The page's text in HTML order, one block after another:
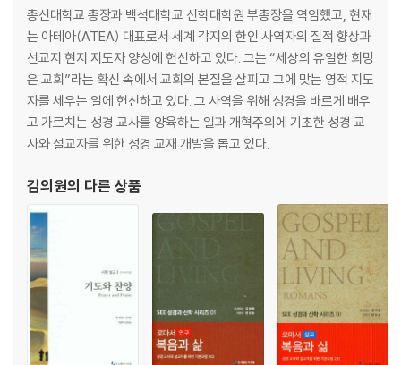
21(21:1-13) 255
여호와를 의지하오니
22(22:1-31) 265
버림받음과 찬송
23(23:1-6) 283
여호와는 나의 목자
24(24:1-10) 291
25(25:1-22) 300
26(26:1-12) 314
나를 속량하소서
27(27:1-14) 324
여호와를 기다릴지어다
28(28:1-9) 336
목자가 되소서
29(29:1-11) 346
총신대학교 총장과 백석대학교 신학대학원 부총장을 역임했고, 현재
는 아테아(ATEA) 대표로서 세계 각지의 한인 사역자의 질적 향상과
선교지 현지 지도자 양성에 헌신하고 있다. 그는 “세상의 유일한 희망
은 교회”라는 확신 속에서 교회의 본질을 살피고 그에 맞는 영적 지도
자를 세우는 일에 헌신하고 있다. 그 사역을 위해 성경을 바르게 배우
고 가르치는 성경 교사를 양육하는 일과 개혁주의에 기초한 성경 교
사와 설교자를 위한 성경 교재 개발을 돕고 있다.
김의원의 다른 상품